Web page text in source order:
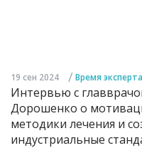
19 сен 2024 / Время эксперта
Интервью с
Дорошенко о
методики лечения и
индустриальные